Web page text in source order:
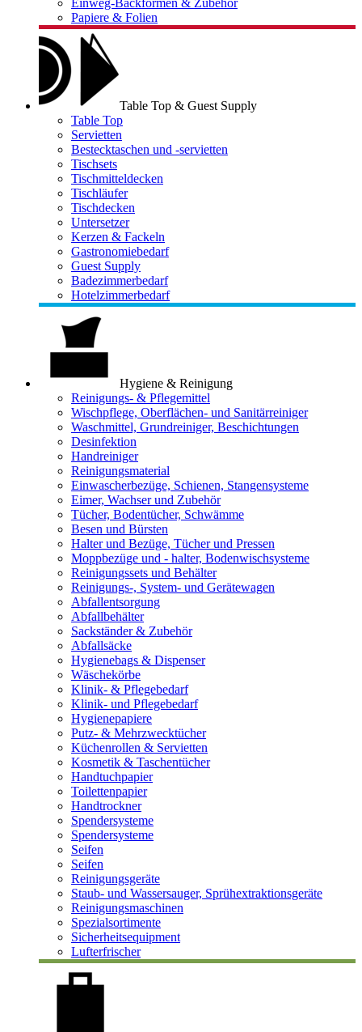
Einweg-Backformen & Zubehör
Papiere & Folien
Table Top & Guest Supply
Table Top
Servietten
Bestecktaschen und -servietten
Tischsets
Tischmitteldecken
Tischläufer
Tischdecken
Untersetzer
Kerzen & Fackeln
Gastronomiebedarf
Guest Supply
Badezimmerbedarf
Hotelzimmerbedarf
Hygiene & Reinigung
Reinigungs- & Pflegemittel
Wischpflege, Oberflächen- und Sanitärreiniger
Waschmittel, Grundreiniger, Beschichtungen
Desinfektion
Handreiniger
Reinigungsmaterial
Einwascherbezüge, Schienen, Stangensysteme
Eimer, Wachser und Zubehör
Tücher, Bodentücher, Schwämme
Besen und Bürsten
Halter und Bezüge, Tücher und Pressen
Moppbezüge und - halter, Bodenwischsysteme
Reinigungssets und Behälter
Reinigungs-, System- und Gerätewagen
Abfallentsorgung
Abfallbehälter
Sackständer & Zubehör
Abfallsäcke
Hygienebags & Dispenser
Wäschekörbe
Klinik- & Pflegebedarf
Klinik- und Pflegebedarf
Hygienepapiere
Putz- & Mehrzwecktücher
Küchenrollen & Servietten
Kosmetik & Taschentücher
Handtuchpapier
Toilettenpapier
Handtrockner
Spendersysteme
Spendersysteme
Seifen
Seifen
Reinigungsgeräte
Staub- und Wassersauger, Sprühextraktionsgeräte
Reinigungsmaschinen
Spezialsortimente
Sicherheitsequipment
Lufterfrischer